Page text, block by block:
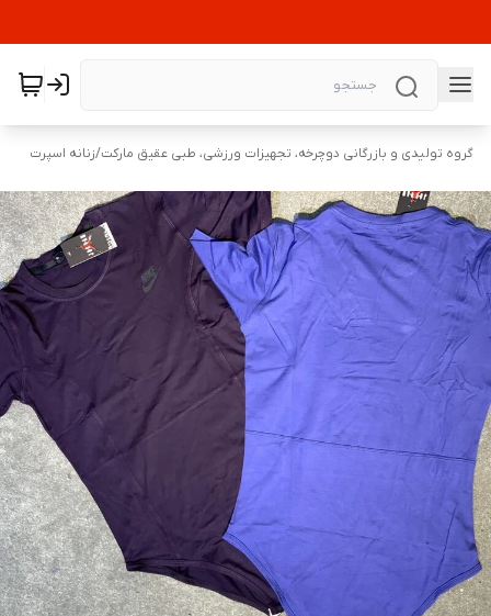
گروه تولیدی و بازرگانی دوچرخه، تجهیزات ورزشی، طبی عقیق مارکت/زنانه اسپرت